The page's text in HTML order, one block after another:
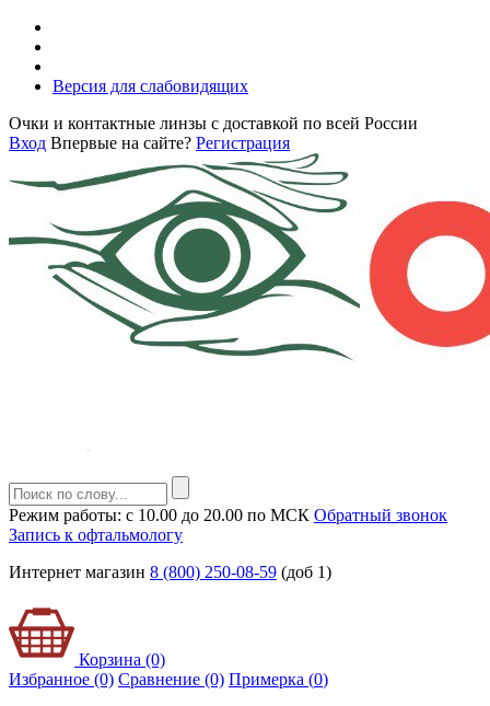
Версия для слабовидящих
Очки и контактные линзы с доставкой по всей России
Вход Впервые на сайте? Регистрация
Режим работы: с 10.00 до 20.00 по МСК Обратный звонок
Запись к офтальмологу
Интернет магазин 8 (800) 250-08-59 (доб 1)
Корзина (0)
Избранное (0) Сравнение (0) Примерка (0)